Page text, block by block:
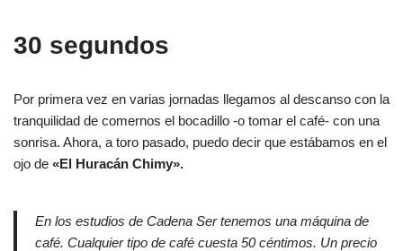
30 segundos
Por primera vez en varias jornadas llegamos al descanso con la
tranquilidad de comernos el bocadillo -o tomar el café- con una
sonrisa. Ahora, a toro pasado, puedo decir que estábamos en el
ojo de «El Huracán Chimy».
En los estudios de Cadena Ser tenemos una máquina de
café. Cualquier tipo de café cuesta 50 céntimos. Un precio